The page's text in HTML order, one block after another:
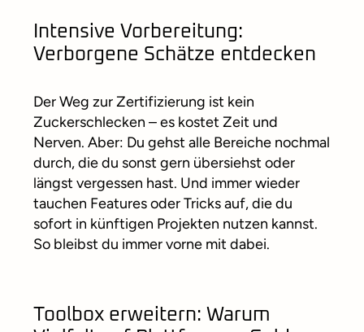
Intensive Vorbereitung:
Verborgene Schätze entdecken
Der Weg zur Zertifizierung ist kein
Zuckerschlecken – es kostet Zeit und
Nerven. Aber: Du gehst alle Bereiche nochmal
durch, die du sonst gern übersiehst oder
längst vergessen hast. Und immer wieder
tauchen Features oder Tricks auf, die du
sofort in künftigen Projekten nutzen kannst.
So bleibst du immer vorne mit dabei.
Toolbox erweitern: Warum